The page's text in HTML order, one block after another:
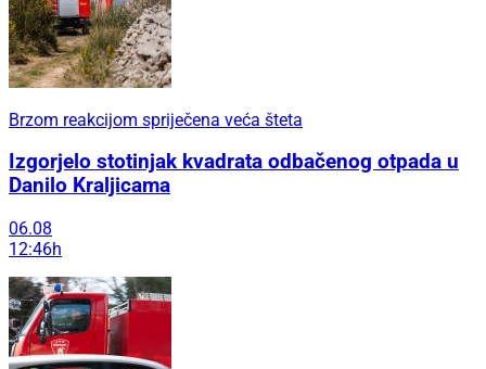
Brzom reakcijom spriječena veća šteta
Izgorjelo stotinjak kvadrata odbačenog otpada u
Danilo Kraljicama
06.08
12:46h